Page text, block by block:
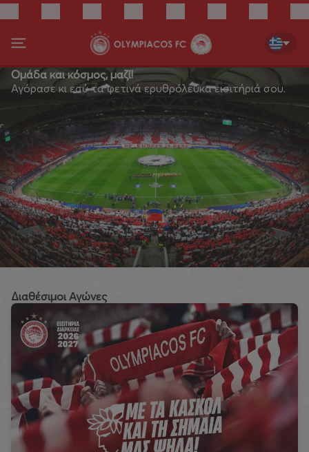
Ομάδα και κόσμος, μαζί!
Αγόρασε κι εσύ τα φετινά ερυθρόλευκα εισιτήριά σου.
Διαθέσιμοι Αγώνες